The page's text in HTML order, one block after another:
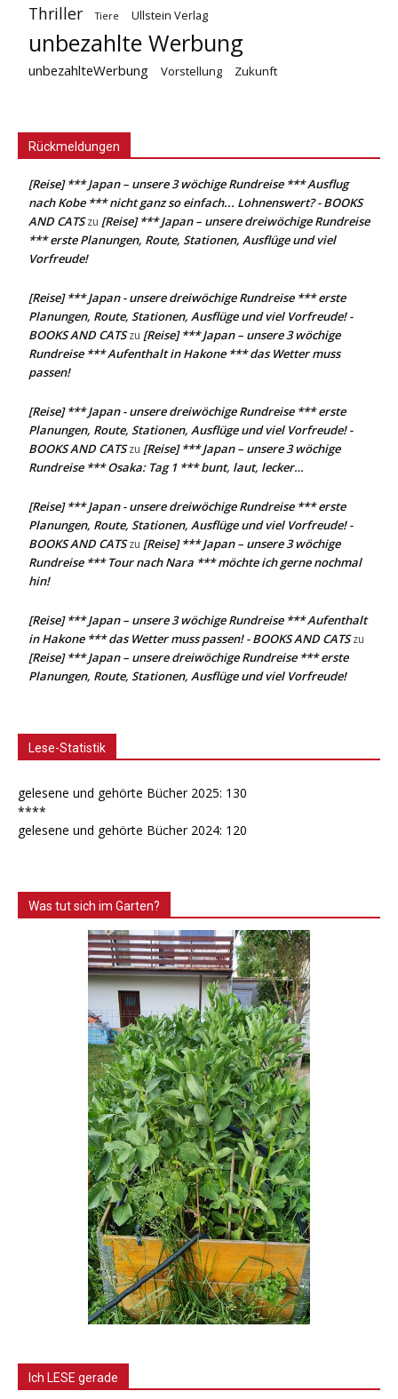
Thriller Tiere Ullstein Verlag
unbezahlte Werbung
unbezahlteWerbung Vorstellung Zukunft
Rückmeldungen
[Reise] *** Japan – unsere 3 wöchige Rundreise *** Ausflug
nach Kobe *** nicht ganz so einfach... Lohnenswert? - BOOKS
AND CATSzu [Reise] *** Japan – unsere dreiwöchige Rundreise
*** erste Planungen, Route, Stationen, Ausflüge und viel
Vorfreude!
[Reise] *** Japan - unsere dreiwöchige Rundreise *** erste
Planungen, Route, Stationen, Ausflüge und viel Vorfreude! -
BOOKS AND CATSzu [Reise] *** Japan – unsere 3 wöchige
Rundreise *** Aufenthalt in Hakone *** das Wetter muss
passen!
[Reise] *** Japan - unsere dreiwöchige Rundreise *** erste
Planungen, Route, Stationen, Ausflüge und viel Vorfreude! -
BOOKS AND CATSzu [Reise] *** Japan – unsere 3 wöchige
Rundreise *** Osaka: Tag 1 *** bunt, laut, lecker…
[Reise] *** Japan - unsere dreiwöchige Rundreise *** erste
Planungen, Route, Stationen, Ausflüge und viel Vorfreude! -
BOOKS AND CATSzu [Reise] *** Japan – unsere 3 wöchige
Rundreise *** Tour nach Nara *** möchte ich gerne nochmal
hin!
[Reise] *** Japan – unsere 3 wöchige Rundreise *** Aufenthalt
in Hakone *** das Wetter muss passen! - BOOKS AND CATSzu
[Reise] *** Japan – unsere dreiwöchige Rundreise *** erste
Planungen, Route, Stationen, Ausflüge und viel Vorfreude!
Lese-Statistik
gelesene und gehörte Bücher 2025: 130
****
gelesene und gehörte Bücher 2024: 120
Was tut sich im Garten?
Ich LESE gerade